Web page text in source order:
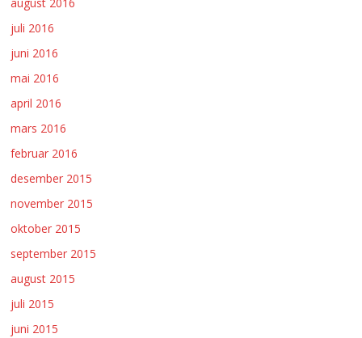
august 2016
juli 2016
juni 2016
mai 2016
april 2016
mars 2016
februar 2016
desember 2015
november 2015
oktober 2015
september 2015
august 2015
juli 2015
juni 2015